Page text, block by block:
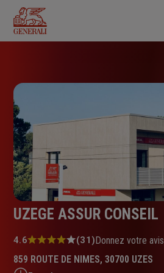
contenu
principal
UZEGE ASSUR CONSEIL
Note
4.6
4.6 (31)Donnez votre avis
859 ROUTE DE NIMES, 30700 UZES